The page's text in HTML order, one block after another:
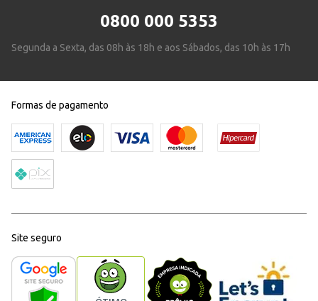
0800 000 5353
Segunda a Sexta, das 08h às 18h e aos Sábados, das 10h às 17h
Formas de pagamento
Site seguro